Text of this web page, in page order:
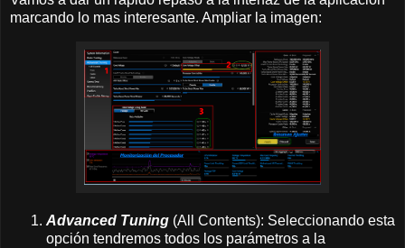
marcando lo mas interesante. Ampliar la imagen:
Advanced Tuning (All Contents): Seleccionando esta
opción tendremos todos los parámetros a la